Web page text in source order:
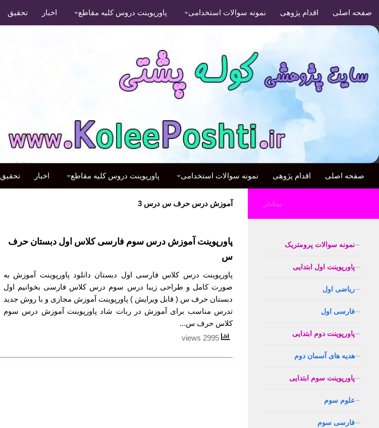
صفحه اصلی اقدام پژوهی نمونه سوالات استخدامی پاورپوینت دروس کلیه مقاطع اخبار تحقیق
صفحه اصلی اقدام پژوهی نمونه سوالات استخدامی پاورپوینت دروس کلیه مقاطع اخبار تحقیق
آموزش درس حرف س درس 3
پاورپوینت آموزش درس سوم فارسی کلاس اول دبستان حرف
س
پاورپوینت درس کلاس فارسی اول دبستان دانلود پاورپوینت آموزش به
صورت کامل و طراحی زیبا درس سوم درس کلاس فارسی بخوانیم اول
دبستان حرف س ( قابل ویرایش ) پاورپوینت آموزش مجازی و با روش جدید
تدرس مناسب برای آموزش در ربات شاد پاورپوینت آموزش درس سوم
کلاس حرف س...
بیشتر
نمونه سوالات پرومتریک
پاورپوینت اول ابتدایی
ریاضی اول
فارسی اول
پاورپوینت دوم ابتدایی
هدیه های آسمان دوم
پاورپوینت سوم ابتدایی
علوم سوم
فارسی سوم